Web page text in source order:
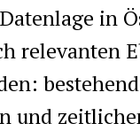
in
relevanten
und